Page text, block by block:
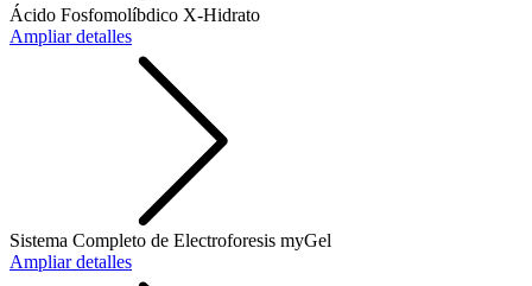
Ácido Fosfomolíbdico X-Hidrato
Ampliar detalles
Sistema Completo de Electroforesis myGel
Ampliar detalles